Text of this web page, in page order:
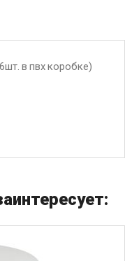
в пвх коробке)